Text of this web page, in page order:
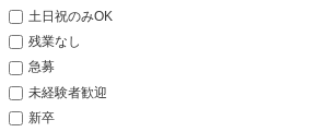
土日祝のみOK
残業なし
急募
未経験者歓迎
新卒